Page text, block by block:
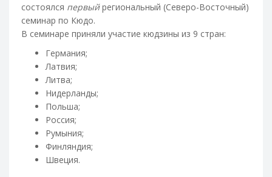
состоялся первыйрегиональный (Северо-Восточный)
семинар по Кюдо.
В семинаре приняли участие кюдзины из 9 стран:
Германия;
Латвия;
Литва;
Нидерланды;
Польша;
Россия;
Румыния;
Финляндия;
Швеция.